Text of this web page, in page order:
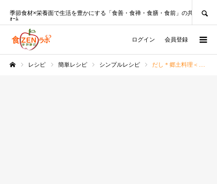
季節食材×栄養面で生活を豊かにする「食善・食禅・食膳・食前」の共創ﾌﾟﾗｯﾄﾌ
ｫｰﾑ
ログイン 会員登録
レシピ 簡単レシピ シンプルレシピ だし＊郷土料理＜山形県レシピ＞